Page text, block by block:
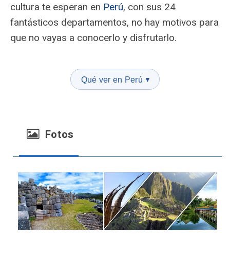
cultura te esperan en Perú, con sus 24
fantásticos departamentos, no hay motivos para
que no vayas a conocerlo y disfrutarlo.
Qué ver en Perú ▼
Fotos